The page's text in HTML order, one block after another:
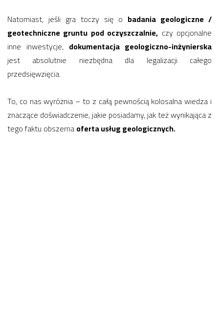
Natomiast, jeśli gra toczy się o badania geologiczne /
geotechniczne gruntu pod oczyszczalnie, czy opcjonalne
inne inwestycje, dokumentacja geologiczno-inżynierska
jest absolutnie niezbędna dla legalizacji całego
przedsięwzięcia.
To, co nas wyróżnia – to z całą pewnością kolosalna wiedza i
znaczące doświadczenie, jakie posiadamy, jak też wynikająca z
tego faktu obszernaoferta usług geologicznych.